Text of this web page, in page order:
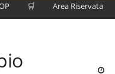
🛒 Area Riservata